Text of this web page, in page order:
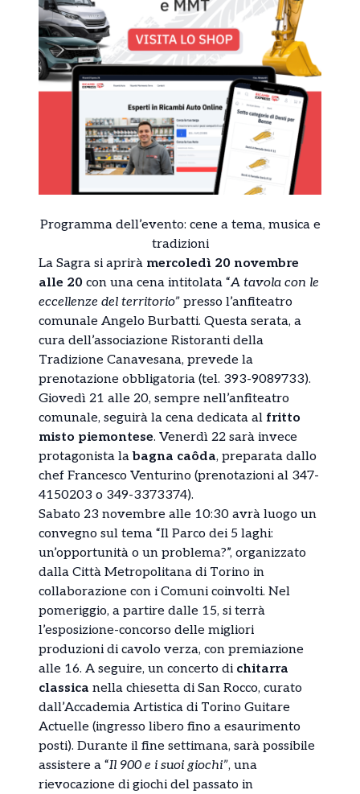
Programma dell’evento: cene a tema, musica e
tradizioni
La Sagra si aprirà mercoledì 20 novembre
alle 20 con una cena intitolata “A tavola con le
eccellenze del territorio” presso l’anfiteatro
comunale Angelo Burbatti. Questa serata, a
cura dell’associazione Ristoranti della
Tradizione Canavesana, prevede la
prenotazione obbligatoria (tel. 393-9089733).
Giovedì 21 alle 20, sempre nell’anfiteatro
comunale, seguirà la cena dedicata al fritto
misto piemontese. Venerdì 22 sarà invece
protagonista labagna caôda, preparata dallo
chef Francesco Venturino (prenotazioni al 347-
4150203 o 349-3373374).
Sabato 23 novembre alle 10:30 avrà luogo un
convegno sul tema “Il Parco dei 5 laghi:
un’opportunità o un problema?”, organizzato
dalla Città Metropolitana di Torino in
collaborazione con i Comuni coinvolti. Nel
pomeriggio, a partire dalle 15, si terrà
l’esposizione-concorso delle migliori
produzioni di cavolo verza, con premiazione
alle 16. A seguire, un concerto di chitarra
classica nella chiesetta di San Rocco, curato
dall’Accademia Artistica di Torino Guitare
Actuelle (ingresso libero fino a esaurimento
posti). Durante il fine settimana, sarà possibile
assistere a “Il 900 e i suoi giochi”, una
rievocazione di giochi del passato in